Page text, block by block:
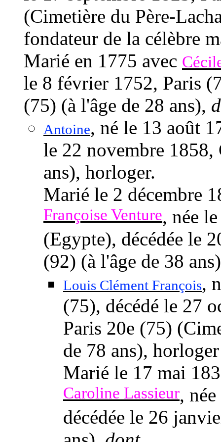
(Cimetière du Père-
fondateur de la célèbre
Marié en 1775 avec
le 8 février 1752, Paris
(75) (à l'âge de 28 ans),
Antoine, né le 13 août
le 22 novembre 1858,
ans), horloger.
Marié le 2 décembre
Françoise Venture, née
(Egypte), décédée le
(92) (à l'âge de 38
Louis Clément François,
(75), décédé le 27
Paris 20e (75)
de 78 ans),
Marié le 17 mai
Caroline Lassieur, née
décédée le 26